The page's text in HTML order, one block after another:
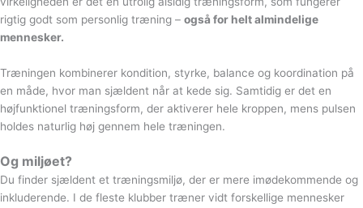
rigtig godt som personlig træning – også for helt almindelige
mennesker.
Træningen kombinerer kondition, styrke, balance og koordination på
en måde, hvor man sjældent når at kede sig. Samtidig er det en
højfunktionel træningsform, der aktiverer hele kroppen, mens pulsen
holdes naturlig høj gennem hele træningen.
Og miljøet?
Du finder sjældent et træningsmiljø, der er mere imødekommende og
inkluderende. I de fleste klubber træner vidt forskellige mennesker